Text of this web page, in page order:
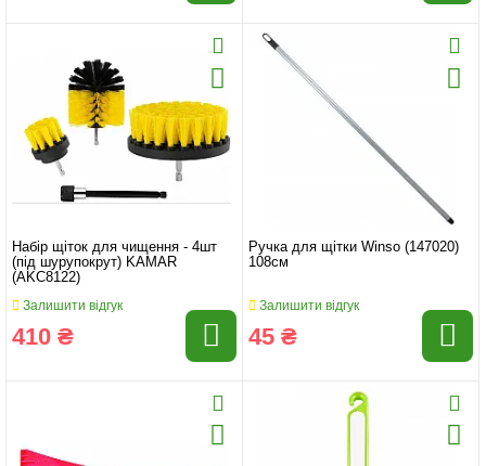
Набір щіток для чищення - 4шт
(під шурупокрут) KAMAR
(AKC8122)
Залишити відгук
410 ₴
Ручка для щітки Winso (147020)
108см
Залишити відгук
45 ₴